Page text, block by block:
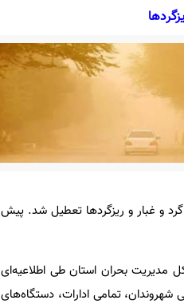
گرد و غبار و ریزگردها تعطیل شد. پیش
مدیریت بحران استان طی اطلاعیه‌ای
تمامی ادارات، دستگاه‌های